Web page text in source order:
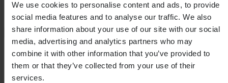
We use cookies to personalise content and ads, to provide
social media features and to analyse our traffic. We also
share information about your use of our site with our social
media, advertising and analytics partners who may
combine it with other information that you’ve provided to
them or that they’ve collected from your use of their
services.